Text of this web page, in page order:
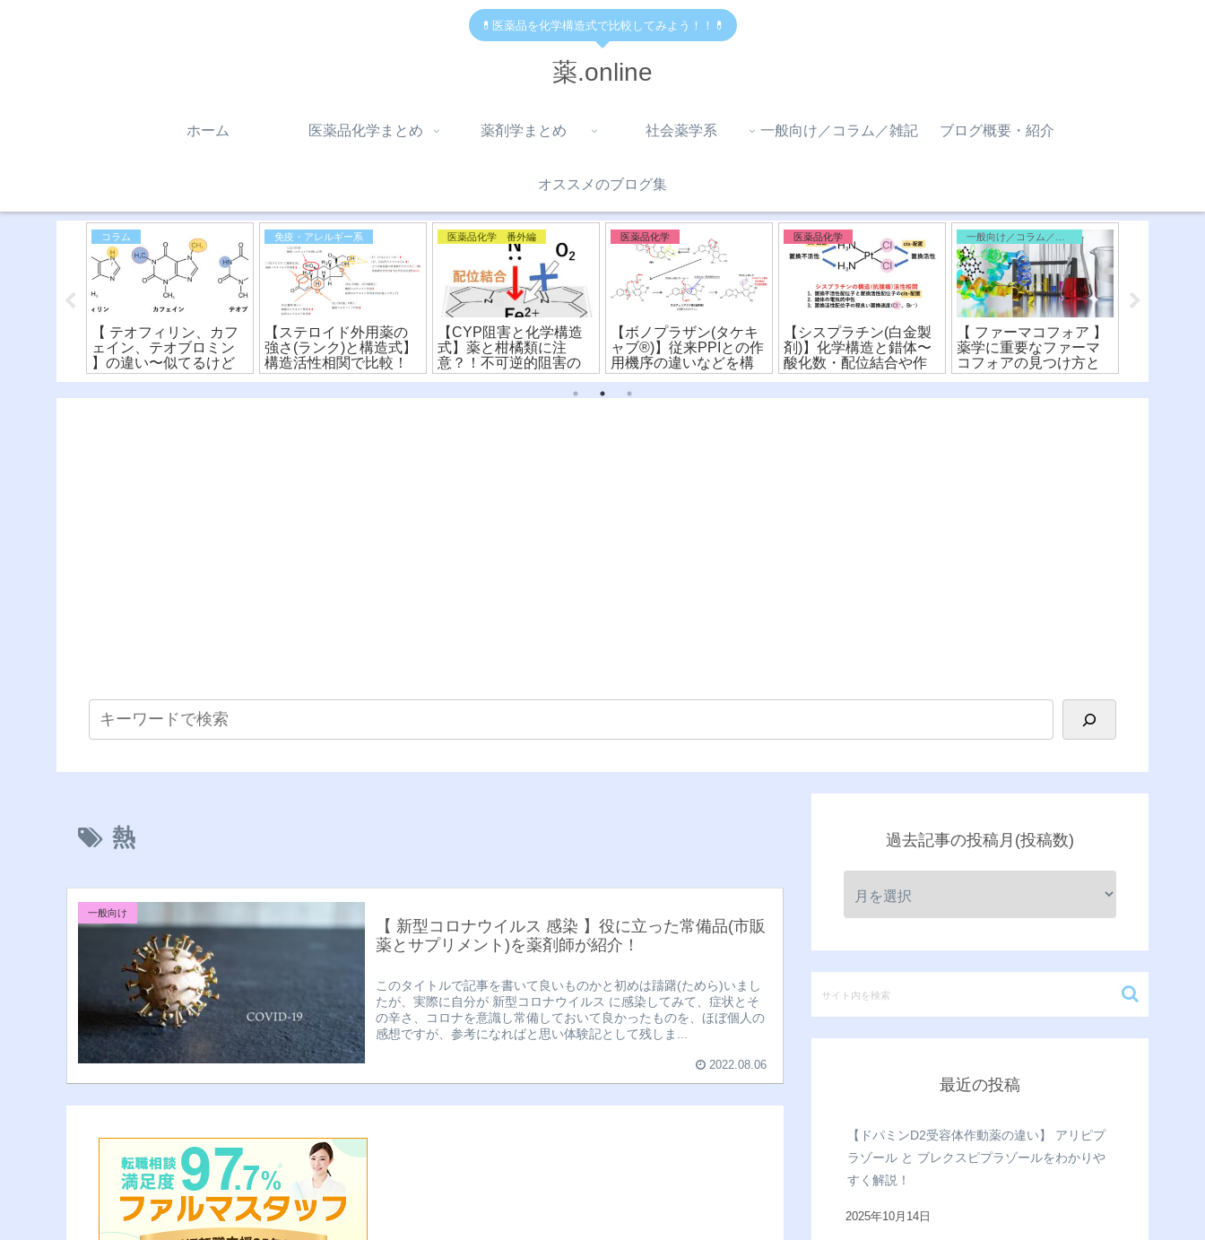
💊医薬品を化学構造式で比較してみよう！！💊
薬.online
ホーム 医薬品化学まとめ 薬剤学まとめ 社会薬学系 一般向け／コラム／雑記 ブログ概要・紹介
オススメのブログ集
コラム
【 テオフィリン、カフ
ェイン、テオブロミン
】の違い〜似てるけど
違う？！化学構造式の
免疫・アレルギー系
【ステロイド外用薬の
強さ(ランク)と構造式】
構造活性相関で比較！
医薬品化学 番外編
【CYP阻害と化学構造
式】薬と柑橘類に注
意？！不可逆的阻害の
メカニズムを解説！
医薬品化学
【ボノプラザン(タケキ
ャブ®︎)】従来PPIとの作
用機序の違いなどを構
造式から比較！
医薬品化学
【シスプラチン(白金製
剤)】化学構造と錯体〜
酸化数・配位結合や作
用機序を詳しく解
【 ファーマコフォア 】
薬学に重要なファーマ
コフォアの見つけ方と
化学構造式をわかりや
熱
一般向け
【 新型コロナウイルス 感染 】役に立った常備品(市販
薬とサプリメント)を薬剤師が紹介！
このタイトルで記事を書いて良いものかと初めは躊躇(ためら)いまし
たが、実際に自分が 新型コロナウイルス に感染してみて、症状とそ
の辛さ、コロナを意識し常備しておいて良かったものを、ほぼ個人の
感想ですが、参考になればと思い体験記として残しま...
2022.08.06
過去記事の投稿月(投稿数)
最近の投稿
【ドパミンD2受容体作動薬の違い】 アリピプ
ラゾール と ブレクスピプラゾールをわかりや
すく解説！
2025年10月14日